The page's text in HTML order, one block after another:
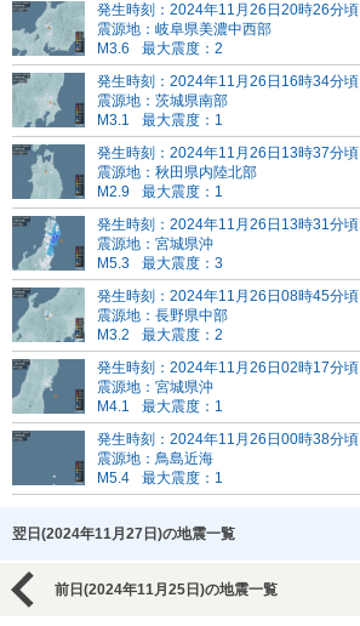
発生時刻：2024年11月26日20時26分頃
震源地：岐阜県美濃中西部
M3.6
最大震度：2
発生時刻：2024年11月26日16時34分頃
震源地：茨城県南部
M3.1
最大震度：1
発生時刻：2024年11月26日13時37分頃
震源地：秋田県内陸北部
M2.9
最大震度：1
発生時刻：2024年11月26日13時31分頃
震源地：宮城県沖
M5.3
最大震度：3
発生時刻：2024年11月26日08時45分頃
震源地：長野県中部
M3.2
最大震度：2
発生時刻：2024年11月26日02時17分頃
震源地：宮城県沖
M4.1
最大震度：1
発生時刻：2024年11月26日00時38分頃
震源地：鳥島近海
M5.4
最大震度：1
翌日(2024年11月27日)の地震一覧
前日(2024年11月25日)の地震一覧